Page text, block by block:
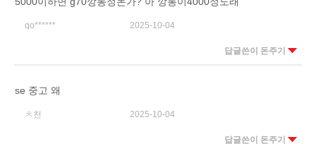
qo****** 2025-10-04
답글쓴이 돈주기
se 중고 왜
ㅊ천 2025-10-04
답글쓴이 돈주기